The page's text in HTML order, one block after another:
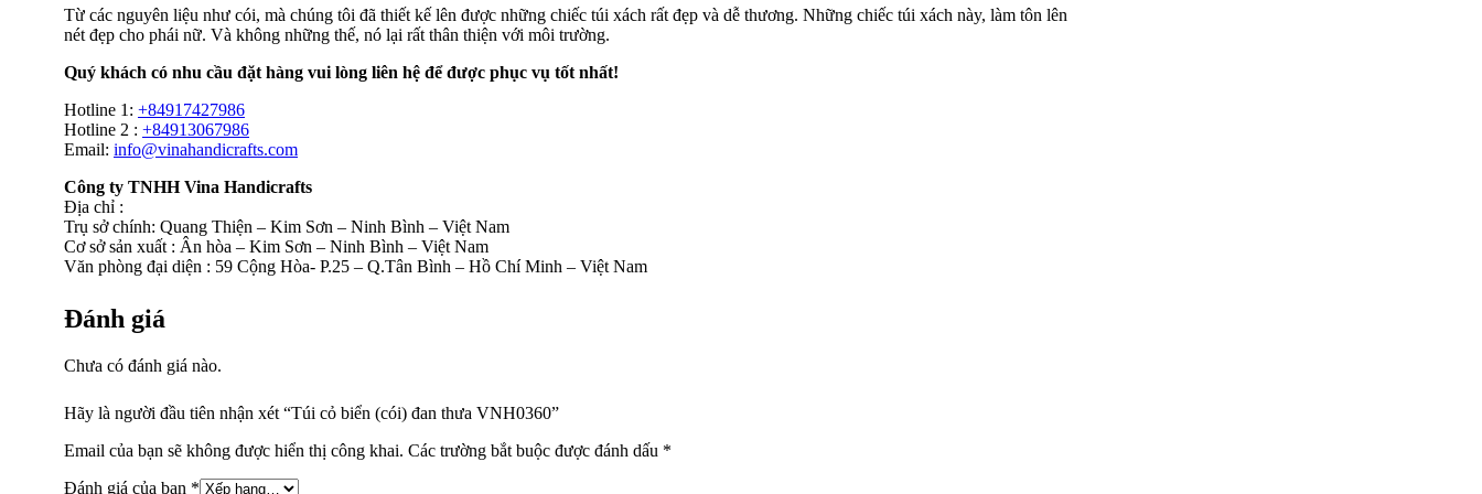
Từ các nguyên liệu như cói, mà chúng tôi đã thiết kế lên được những chiếc túi xách rất đẹp và dễ thương. Những chiếc túi xách này, làm tôn lên
nét đẹp cho phái nữ. Và không những thế, nó lại rất thân thiện với môi trường.
Quý khách có nhu cầu đặt hàng vui lòng liên hệ để được phục vụ tốt nhất!
Hotline 1: +84917427986
Hotline 2 : +84913067986
Email: info@vinahandicrafts.com
Công ty TNHH Vina Handicrafts
Địa chỉ :
Trụ sở chính: Quang Thiện – Kim Sơn – Ninh Bình – Việt Nam
Cơ sở sản xuất : Ân hòa – Kim Sơn – Ninh Bình – Việt Nam
Văn phòng đại diện : 59 Cộng Hòa- P.25 – Q.Tân Bình – Hồ Chí Minh – Việt Nam
Đánh giá
Chưa có đánh giá nào.
Hãy là người đầu tiên nhận xét “Túi cỏ biển (cói) đan thưa VNH0360”
Email của bạn sẽ không được hiển thị công khai. Các trường bắt buộc được đánh dấu *
Đánh giá của bạn *